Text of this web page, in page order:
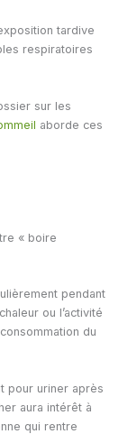
tardive
respiratoires
sur les
aborde ces
« boire
pendant
ou l’activité
du
pour uriner après
aura intérêt à
qui rentre